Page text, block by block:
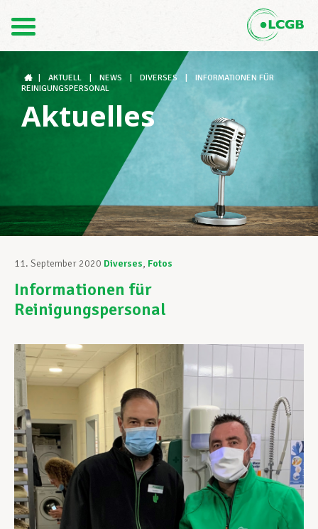
FR
Der LCGB
Gewerkschaftsstrukturen
Unterstützung im Arbeitsalltag
Ihre Rechte
Unterstützung im Privatleben
Berufliche Weiterentwicklung
Mitglied werden
Aktuell
AKTUELL NEWS DIVERSES
INFORMATIONEN FÜR
REINIGUNGSPERSONAL
Aktuelles
11. September 2020 Diverses, Fotos
Informationen für
Reinigungspersonal